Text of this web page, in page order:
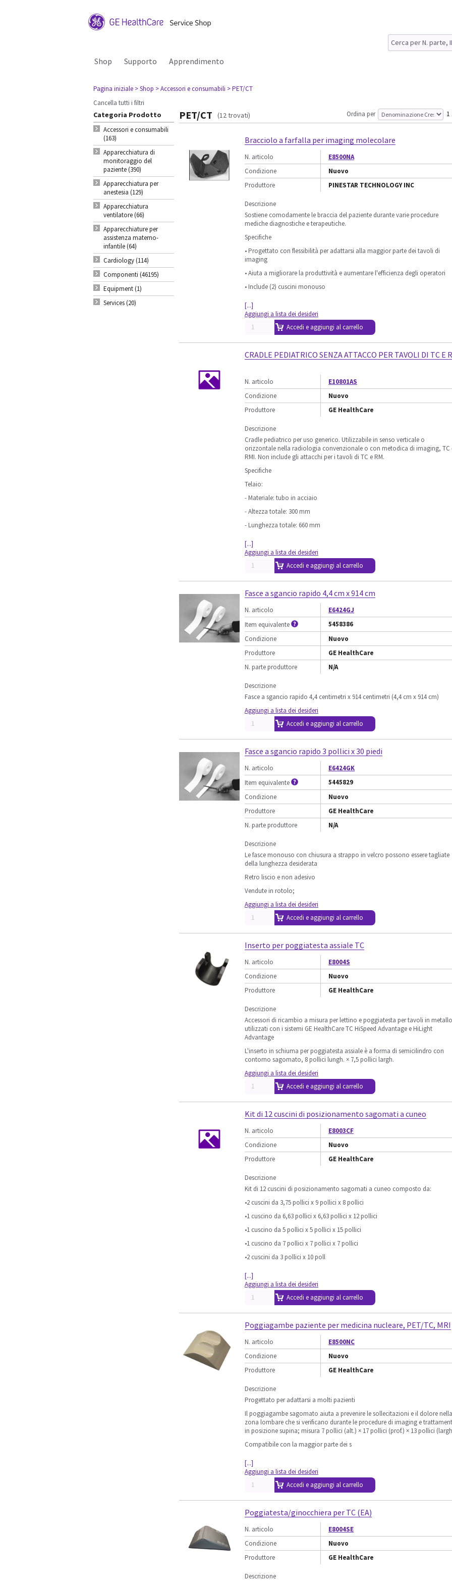
Shop Supporto Apprendimento
Pagina iniziale > Shop > Accessori e consumabili > PET/CT
Cancella tutti i filtri
Categoria Prodotto
Accessori e consumabili
(163)
Apparecchiatura di
monitoraggio del
paziente (390)
Apparecchiatura per
anestesia (129)
Apparecchiatura
ventilatore (66)
Apparecchiature per
assistenza materno-
infantile (64)
Cardiology (114)
Componenti (46195)
Equipment (1)
Services (20)
PET/CT (12 trovati) Ordina per 1
Bracciolo a farfalla per imaging molecolare
N. articolo
E8500NA
Condizione
Nuovo
Produttore
PINESTAR TECHNOLOGY INC
Descrizione
Sostiene comodamente le braccia del paziente durante varie procedure
mediche diagnostiche e terapeutiche.
Specifiche
• Progettato con flessibilità per adattarsi alla maggior parte dei tavoli di
imaging
• Aiuta a migliorare la produttività e aumentare l'efficienza degli operatori
• Include (2) cuscini monouso
[...]
Aggiungi a lista dei desideri
Accedi e aggiungi al carrello
CRADLE PEDIATRICO SENZA ATTACCO PER TAVOLI DI TC E
N. articolo
E10801AS
Condizione
Nuovo
Produttore
GE HealthCare
Descrizione
Cradle pediatrico per uso generico. Utilizzabile in senso verticale o
orizzontale nella radiologia convenzionale o con metodica di imaging, TC
RMI. Non include gli attacchi per i tavoli di TC e RM.
Specifiche
Telaio:
- Materiale: tubo in acciaio
- Altezza totale: 300 mm
- Lunghezza totale: 660 mm
[...]
Aggiungi a lista dei desideri
Accedi e aggiungi al carrello
Fasce a sgancio rapido 4,4 cm x 914 cm
N. articolo
E6424GJ
Item equivalente
5458386
Condizione
Nuovo
Produttore
GE HealthCare
N. parte produttore
N/A
Descrizione
Fasce a sgancio rapido 4,4 centimetri x 914 centimetri (4,4 cm x 914 cm)
Aggiungi a lista dei desideri
Accedi e aggiungi al carrello
Fasce a sgancio rapido 3 pollici x 30 piedi
N. articolo
E6424GK
Item equivalente
5445829
Condizione
Nuovo
Produttore
GE HealthCare
N. parte produttore
N/A
Descrizione
Le fasce monouso con chiusura a strappo in velcro possono essere tagliate
della lunghezza desiderata
Retro liscio e non adesivo
Vendute in rotolo;
Aggiungi a lista dei desideri
Accedi e aggiungi al carrello
Inserto per poggiatesta assiale TC
N. articolo
E8004S
Condizione
Nuovo
Produttore
GE HealthCare
Descrizione
Accessori di ricambio a misura per lettino e poggiatesta per tavoli in metallo
utilizzati con i sistemi GE HealthCare TC HiSpeed Advantage e HiLight
Advantage
L'inserto in schiuma per poggiatesta assiale è a forma di semicilindro con
contorno sagomato, 8 pollici lungh. × 7,5 pollici largh.
Aggiungi a lista dei desideri
Accedi e aggiungi al carrello
Kit di 12 cuscini di posizionamento sagomati a cuneo
N. articolo
E8003CF
Condizione
Nuovo
Produttore
GE HealthCare
Descrizione
Kit di 12 cuscini di posizionamento sagomati a cuneo composto da:
•2 cuscini da 3,75 pollici x 9 pollici x 8 pollici
•1 cuscino da 6,63 pollici x 6,63 pollici x 12 pollici
•1 cuscino da 5 pollici x 5 pollici x 15 pollici
•1 cuscino da 7 pollici x 7 pollici x 7 pollici
•2 cuscini da 3 pollici x 10 poll
[...]
Aggiungi a lista dei desideri
Accedi e aggiungi al carrello
Poggiagambe paziente per medicina nucleare, PET/TC, MRI
N. articolo
E8500NC
Condizione
Nuovo
Produttore
GE HealthCare
Descrizione
Progettato per adattarsi a molti pazienti
Il poggiagambe sagomato aiuta a prevenire le sollecitazioni e il dolore nella
zona lombare che si verificano durante le procedure di imaging e
in posizione supina; misura 7 pollici (alt.) × 17 pollici (prof.) × 13 pollici
Compatibile con la maggior parte dei s
[...]
Aggiungi a lista dei desideri
Accedi e aggiungi al carrello
Poggiatesta/ginocchiera per TC (EA)
N. articolo
E8004SE
Condizione
Nuovo
Produttore
GE HealthCare
Descrizione